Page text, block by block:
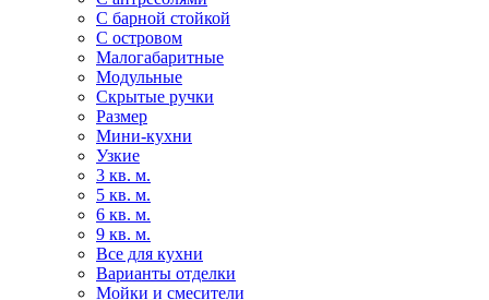
С барной стойкой
С островом
Малогабаритные
Модульные
Скрытые ручки
Размер
Мини-кухни
Узкие
3 кв. м.
5 кв. м.
6 кв. м.
9 кв. м.
Все для кухни
Варианты отделки
Мойки и смесители